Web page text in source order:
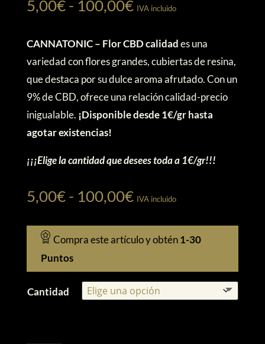
5,00€- 100,00€Rango
precios:
desde
5,00€
hasta
100,00€
IVA incluido
CANNATONIC – Flor CBD calidades una
variedad con flores grandes, cubiertas de resina,
que destaca por su dulce aroma afrutado. Con un
9% de CBD, ofrece una relación calidad-precio
inigualable. ¡Disponible desde 1€/gr hasta
agotar existencias!
¡¡¡Elige la cantidad que desees toda a 1€/gr!!!
5,00€- 100,00€Rango
precios:
desde
hasta
100,00€
IVA incluido
Compra este artículo y obtén1-30
Puntos
Cantidad